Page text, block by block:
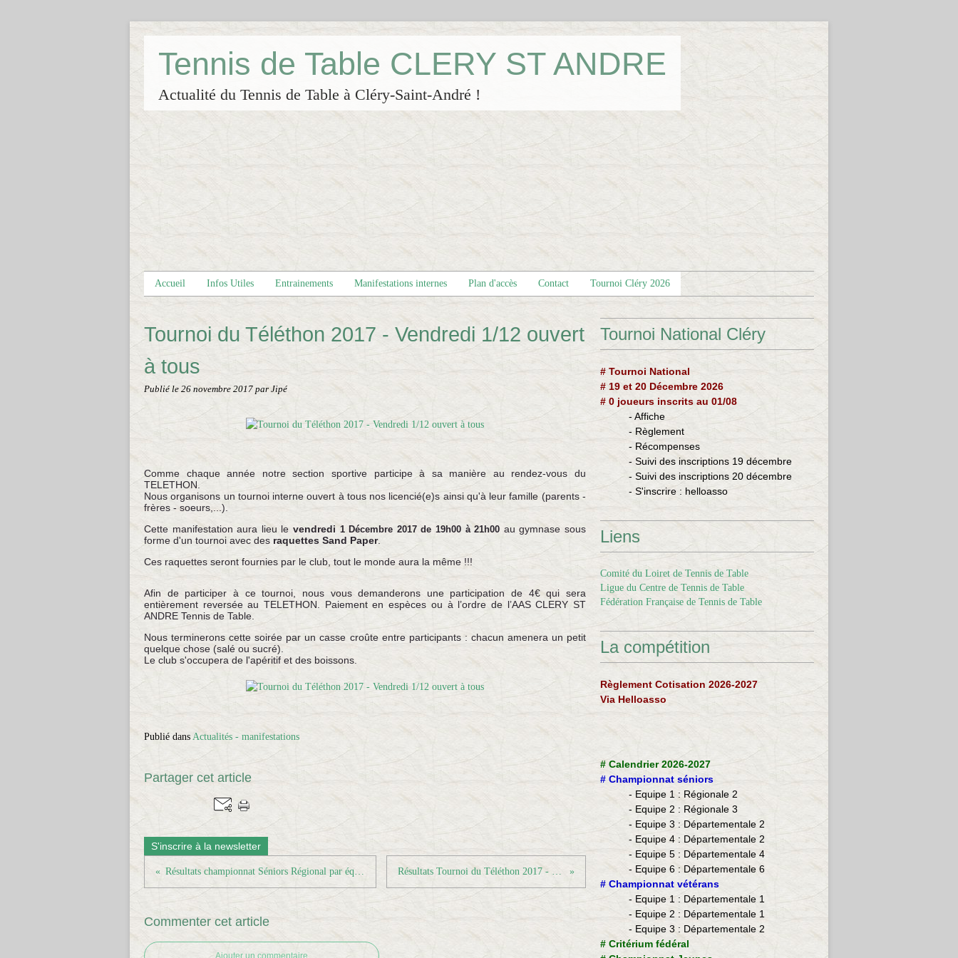
Tennis de Table CLERY ST ANDRE
Actualité du Tennis de Table à Cléry-Saint-André !
Accueil Infos Utiles Entrainements Manifestations internes Plan d'accès Contact Tournoi Cléry 2026
Tournoi du Téléthon 2017 - Vendredi 1/12 ouvert
à tous
Publié le 26 novembre 2017 par Jipé
Comme chaque année notre section sportive participe à sa manière au rendez-vous du
TELETHON.
Nous organisons un tournoi interne ouvert à tous nos licencié(e)s ainsi qu'à leur famille (parents -
frères - soeurs,...).
Cette manifestation aura lieu le vendredi 1 Décembre 2017 de 19h00 à 21h00 au gymnase sous
forme d'un tournoi avec des raquettes Sand Paper.
Ces raquettes seront fournies par le club, tout le monde aura la même !!!
Afin de participer à ce tournoi, nous vous demanderons une participation de 4€ qui sera
entièrement reversée au TELETHON. Paiement en espèces ou à l’ordre de l’AAS CLERY ST
ANDRE Tennis de Table.
Nous terminerons cette soirée par un casse croûte entre participants : chacun amenera un petit
quelque chose (salé ou sucré).
Le club s'occupera de l'apéritif et des boissons.
Publié dans Actualités - manifestations
Partager cet article
S'inscrire à la newsletter
Résultats championnat Séniors Régional par équipes - Journée 6 Résultats Tournoi du Téléthon 2017 - Vendredi 01/12
Commenter cet article
Ajouter un commentaire
Tournoi National Cléry
# Tournoi National
# 19 et 20 Décembre 2026
# 0 joueurs inscrits au 01/08
- Affiche
- Règlement
- Récompenses
- Suivi des inscriptions 19 décembre
- Suivi des inscriptions 20 décembre
- S'inscrire : helloasso
Liens
Comité du Loiret de Tennis de Table
Ligue du Centre de Tennis de Table
Fédération Française de Tennis de Table
La compétition
Règlement Cotisation 2026-2027
Via Helloasso
# Calendrier 2026-2027
# Championnat séniors
- Equipe 1 : Régionale 2
- Equipe 2 : Régionale 3
- Equipe 3 : Départementale 2
- Equipe 4 : Départementale 2
- Equipe 5 : Départementale 4
- Equipe 6 : Départementale 6
​# Championnat vétérans
- ​Equipe 1 : Départementale 1
- Equipe 2 : Départementale 1
- Equipe 3 : Départementale 2
# Critérium fédéral